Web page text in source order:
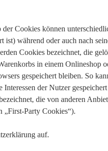
Cookies können
während oder auch nach
Cookies bezeichnet, die
in einem Onlineshop
gespeichert bleiben. So
der Nutzer
die von anderen
„First-Party Cookies“).
auf.